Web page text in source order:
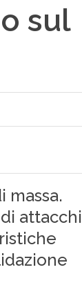
sul
massa.
attacchi